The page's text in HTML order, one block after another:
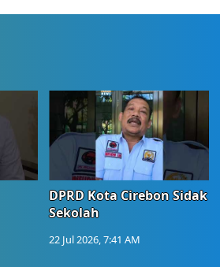
DPRD Kota Cirebon Sidak
Sekolah
22 Jul 2026, 7:41 AM